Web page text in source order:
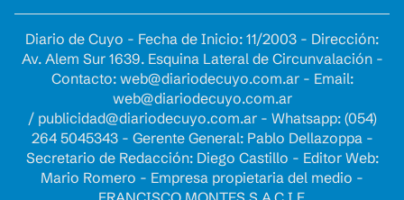
Diario de Cuyo - Fecha de Inicio: 11/2003 - Dirección:
Av. Alem Sur 1639. Esquina Lateral de Circunvalación -
Contacto: web@diariodecuyo.com.ar- Email:
web@diariodecuyo.com.ar
/ publicidad@diariodecuyo.com.ar- Whatsapp: (054)
264 5045343 - Gerente General: Pablo Dellazoppa -
Secretario de Redacción: Diego Castillo - Editor Web:
Mario Romero - Empresa propietaria del medio -